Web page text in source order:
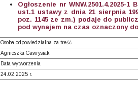
Ogłoszenie nr
ust.1 ustawy z dnia 21 sierpnia
poz. 1145 ze zm.) podaje do
pod wynajem na czas oznaczony
Osoba odpowiedzialna za treść
Agnieszka Gawrysiak
Data wytworzenia
24.02.2025 r.